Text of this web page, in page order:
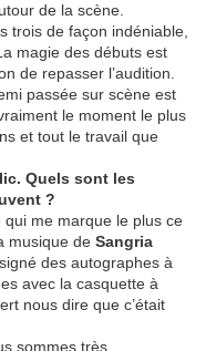
de la scène.
trois de façon indéniable,
magie des débuts est
de repasser l’audition.
passée sur scène est
le moment le plus
et tout le travail que
Quels sont les
?
me marque le plus ce
musique de Sangria
des autographes à
avec la casquette à
nous dire que c’était
sommes très